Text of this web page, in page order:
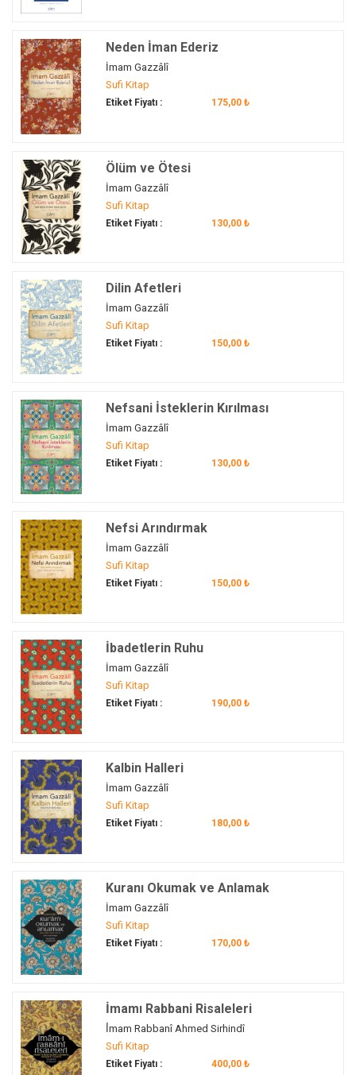
Neden İman Ederiz
İmam Gazzâlî
Sufi Kitap
Etiket Fiyatı : 175,00 ₺
Ölüm ve Ötesi
İmam Gazzâlî
Sufi Kitap
Etiket Fiyatı : 130,00 ₺
Dilin Afetleri
İmam Gazzâlî
Sufi Kitap
Etiket Fiyatı : 150,00 ₺
Nefsani İsteklerin Kırılması
İmam Gazzâlî
Sufi Kitap
Etiket Fiyatı : 130,00 ₺
Nefsi Arındırmak
İmam Gazzâlî
Sufi Kitap
Etiket Fiyatı : 150,00 ₺
İbadetlerin Ruhu
İmam Gazzâlî
Sufi Kitap
Etiket Fiyatı : 190,00 ₺
Kalbin Halleri
İmam Gazzâlî
Sufi Kitap
Etiket Fiyatı : 180,00 ₺
Kuranı Okumak ve Anlamak
İmam Gazzâlî
Sufi Kitap
Etiket Fiyatı : 170,00 ₺
İmamı Rabbani Risaleleri
İ̇mam Rabbanî Ahmed Sirhindî
Sufi Kitap
Etiket Fiyatı : 400,00 ₺